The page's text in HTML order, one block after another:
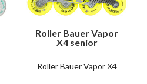
Roller Bauer Vapor
X4 senior
Roller Bauer Vapor X4